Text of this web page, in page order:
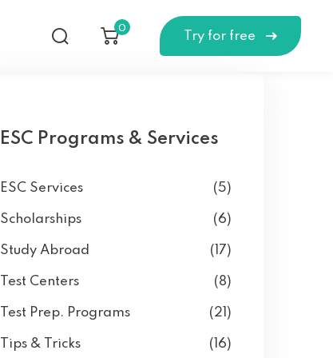
0
Try for free
ESC Programs & Services
ESC Services (5)
Scholarships (6)
Study Abroad (17)
Test Centers (8)
Test Prep. Programs (21)
Tips & Tricks (16)